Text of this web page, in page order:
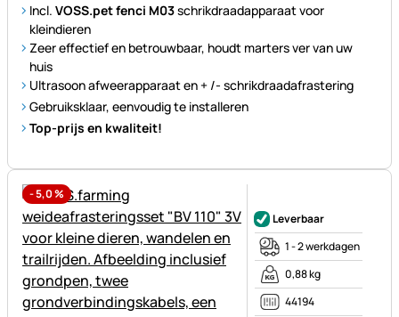
Incl. VOSS.pet fenci M03schrikdraadapparaat voor
kleindieren
Zeer effectief en betrouwbaar, houdt marters ver van uw
huis
Ultrasoon afweerapparaat en + /- schrikdraadafrastering
Gebruiksklaar, eenvoudig te installeren
Top-prijs en kwaliteit!
-5,0%
Leverbaar
1 - 2 werkdagen
0,88 kg
44194